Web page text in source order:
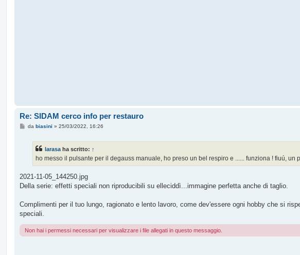
Re: SIDAM cerco info per restauro
M
o
da biasini » 25/03/2022, 16:26
larasa ha scritto: ↑
ho messo il pulsante per il degauss manuale, ho preso un bel respiro e ...... funziona ! fiuú, un
2021-11-05_144250.jpg
Della serie: effetti speciali non riproducibili su elleciddì...immagine perfetta anche di taglio.
Complimenti per il tuo lungo, ragionato e lento lavoro, come dev'essere ogni hobby che si
speciali.
Non hai i permessi necessari per visualizzare i file allegati in questo messaggio.